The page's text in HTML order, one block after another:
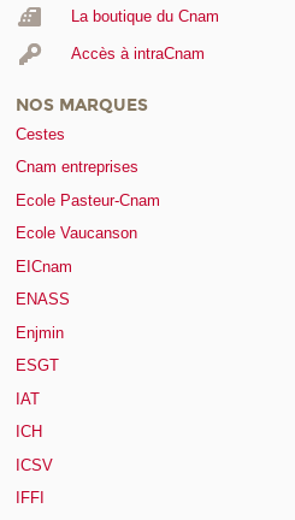
La boutique du Cnam
Accès à intraCnam
NOS MARQUES
Cestes
Cnam entreprises
Ecole Pasteur-Cnam
Ecole Vaucanson
EICnam
ENASS
Enjmin
ESGT
IAT
ICH
ICSV
IFFI